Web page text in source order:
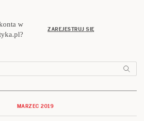
w
ZAREJESTRUJ SIĘ
MARZEC 2019